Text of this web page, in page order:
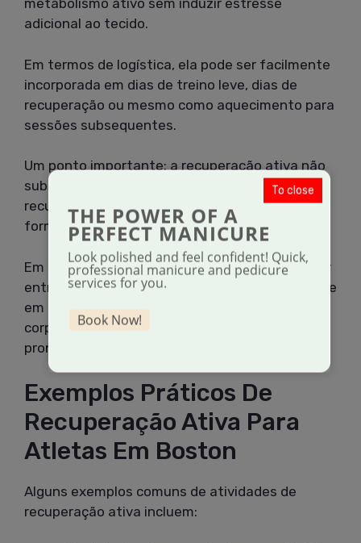
metabolismo ativo sem induzir estresse
adicional ao tecido.
Em termos de logística, ela pode ser facilmente
incorporada em dias de treino leve, dias de
recuperação ou mesmo como aquecimento para
sessões subsequentes.
Um ponto importante: a recuperação ativa não
substitui totalmente outras estratégias de
recuperação, mas pode complementá-las de
forma eficaz.
Em um calendário de alto desempenho, alternar
entre períodos com foco em recuperação ativa e
em sessões mais direcionadas de cuidado
corporal ajuda a manter o corpo equilibrado e
pronto para o próximo desafio.
Exemplos Práticos De
Recuperação Ativa Para
Atletas Em Boston
Alguns exemplos comuns de atividades de
recuperação ativa incluem:
THE POWER OF A
PERFECT MANICURE
Look polished and feel confident! Quick,
professional manicure and pedicure
services for you.
Book Now!
To close